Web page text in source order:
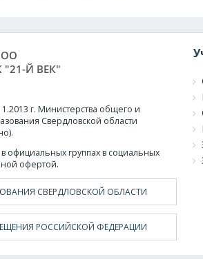
"21-Й ВЕК"
г. Министерства общего и
Свердловской области
официальных группах в социальных
офертой.
СВЕРДЛОВСКОЙ ОБЛАСТИ
РОССИЙСКОЙ ФЕДЕРАЦИИ